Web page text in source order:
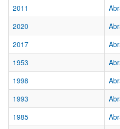
2011
2020
2017
1953
1998
1993
1985